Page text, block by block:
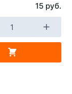
15 руб.